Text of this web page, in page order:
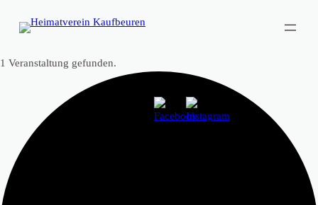
1 Veranstaltung gefunden.